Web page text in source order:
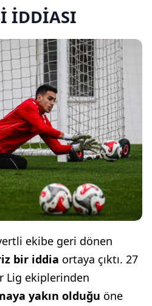
İDDİASI
ekibe geri dönen
bir iddia ortaya çıktı. 27
Lig ekiplerinden
yakın olduğu öne